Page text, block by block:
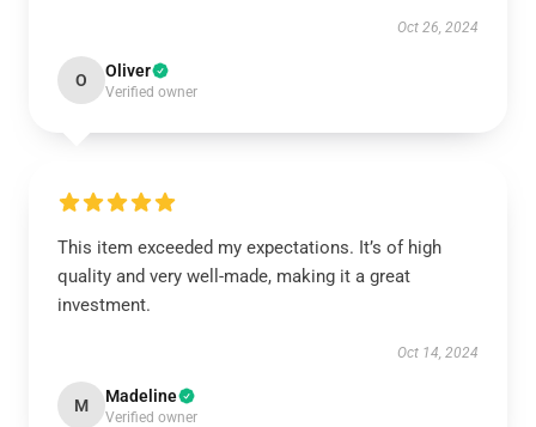
Oct 26, 2024
O Oliver
Verified owner
This item exceeded my expectations. It’s of high
quality and very well-made, making it a great
investment.
Oct 14, 2024
M Madeline
Verified owner